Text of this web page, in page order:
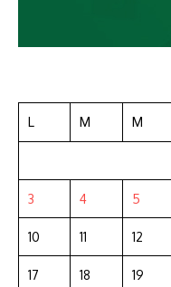
L M M
3 4 5
10 11 12
17 18 19